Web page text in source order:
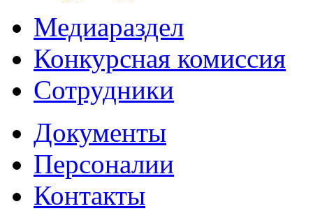
Медиараздел
Конкурсная комиссия
Сотрудники
Документы
Персоналии
Контакты